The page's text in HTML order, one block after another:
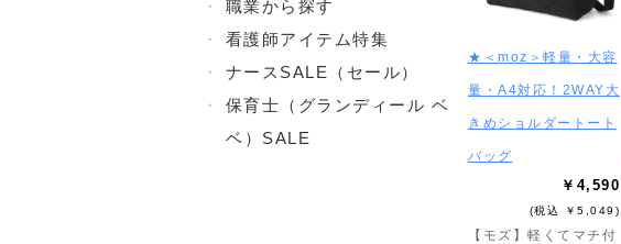
・
職業から探す
・
看護師アイテム特集
・
ナースSALE（セール）
・
保育士（グランディール ベ
ベ）SALE
★＜moz＞軽量・大容
量・A4対応！2WAY大
きめショルダートート
バッグ
￥4,590
(税込 ￥5,049)
【モズ】軽くてマチ付